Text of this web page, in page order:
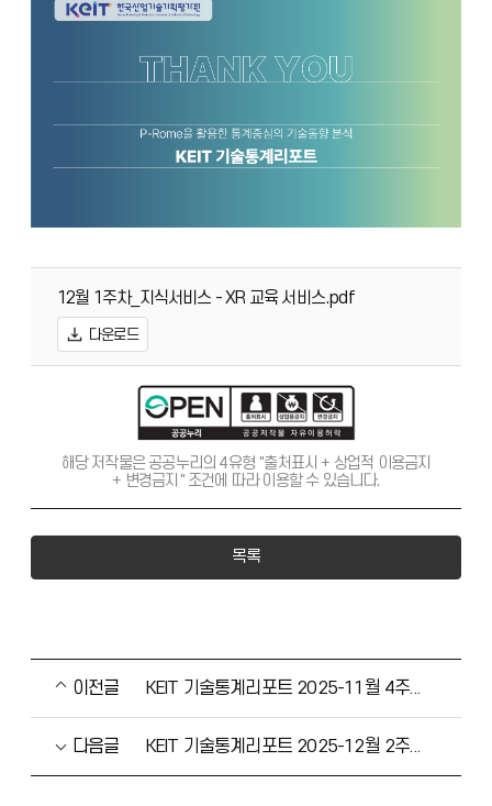
12월 1주차_지식서비스 - XR 교육 서비스.pdf
다운로드
해당 저작물은 공공누리의 4유형 "출처표시 + 상업적 이용금지
+ 변경금지" 조건에 따라 이용할 수 있습니다.
목록
이전글 KEIT 기술통계리포트 2025-11월 4주차 자율건설기계(Autonomous Construction Equipment)
KEIT 기술통계리포트 2025-12월 2주차 PPS 레진(Polyphenylene Sulfide Resin)
다음글